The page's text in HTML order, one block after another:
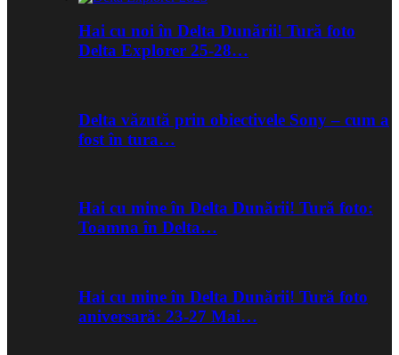
Hai cu noi în Delta Dunării! Tură foto
Delta Explorer 25-28…
Delta văzută prin obiectivele Sony – cum a
fost în tura…
Hai cu mine în Delta Dunării! Tură foto:
Toamna în Delta…
Hai cu mine în Delta Dunării! Tură foto
aniversară: 23-27 Mai…